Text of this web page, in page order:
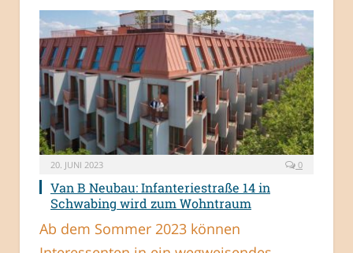
20. JUNI 2023 0
Van B Neubau: Infanteriestraße 14 in
Schwabing wird zum Wohntraum
Ab dem Sommer 2023 können